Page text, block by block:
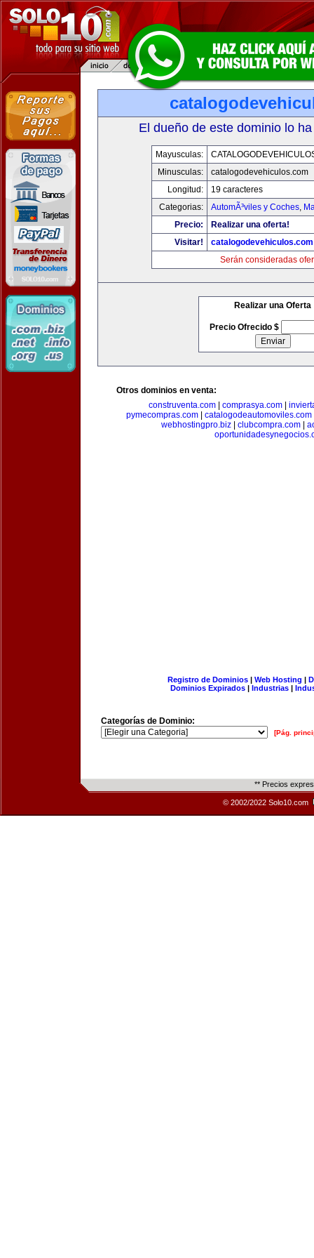
El dueño de este dominio lo
Mayusculas:
Minusculas:
catalogodevehiculos.com
Longitud:
19 caracteres
Categorias:
AutomÃ³viles y Coches,
Precio:
Realizar una oferta!
Visitar!
catalogodevehiculos.com
Serán consideradas
Realizar una Oferta
Precio Ofrecido $
Otros dominios en venta:
construventa.com| comprasya.com|
pymecompras.com| catalogodeautomoviles.com
webhostingpro.biz| clubcompra.com|
Registro de Dominios| Web Hosting |
Dominios Expirados | Industrias |
Categorías de Dominio:
[Pág.
** Precios
© 2002/2022 Solo10.com